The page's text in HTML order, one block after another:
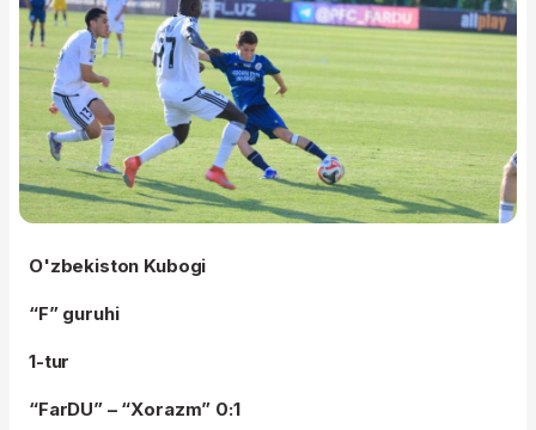
O'zbekiston Kubogi
“F” guruhi
1-tur
“FarDU” – “Xorazm” 0:1